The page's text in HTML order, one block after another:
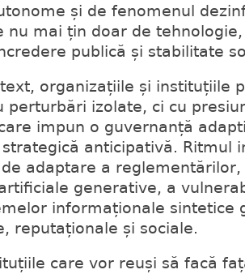
și de fenomenul
nu mai țin doar de
publică și stabilitate
organizațiile și instituțiile
perturbări izolate, ci cu
impun o guvernanță
anticipativă. Ritmul
adaptare a reglementărilor,
generative, a
informaționale sintetice
reputaționale și sociale.
care vor reuși să facă